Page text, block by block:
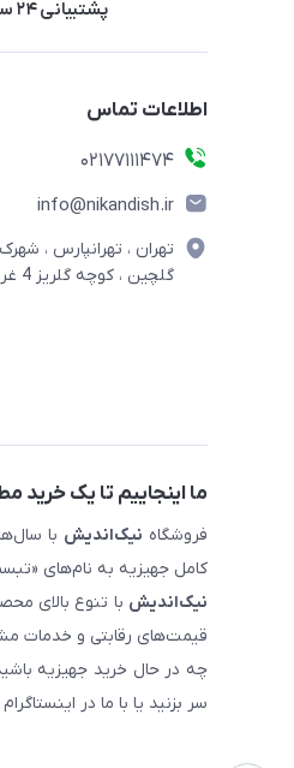
پشتیبانی ۲۴ ساعته
اطلاعات تماس
02177111474
info@nikandish.ir
تهران ، تهرانپارس ،
گلچین ، کوچه گلریز 4 غربی ، پلاک 13
ما اینجاییم تا یک خرید
فروشگاه نیک‌اندیش
کامل جهیزیه به نام‌های
نیک‌اندیش با تنوع بالای
قیمت‌های رقابتی و خدمات
چه در حال خرید جهیزیه
سر بزنید یا با ما در اینستاگرام